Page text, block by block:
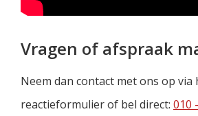
Vragen of afspraak
Neem dan contact met ons op via
reactieformulier of bel direct: 010